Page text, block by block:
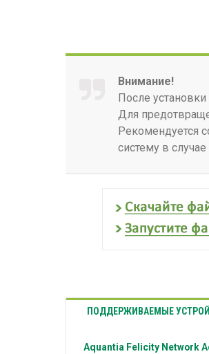
Внимание!
После
Для
Рекомендуется
систему в
ПОДДЕРЖИВАЕМЫЕ
Aquantia Felicity Network